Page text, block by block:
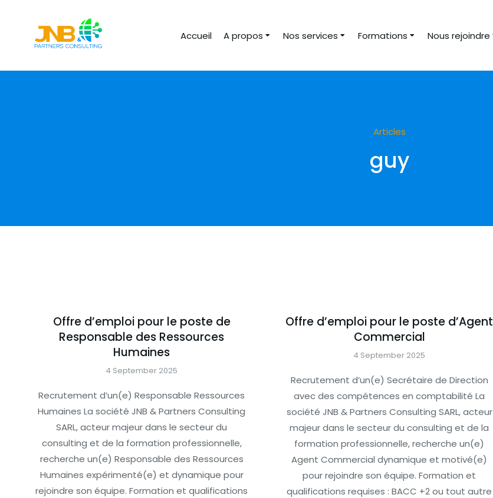
Accueil A propos Nos services Formations Nous rejoindre
Articles
guy
Offre d’emploi pour le poste de
Responsable des Ressources
Humaines
4 September 2025
Recrutement d’un(e) Responsable Ressources
Humaines La société JNB & Partners Consulting
SARL, acteur majeur dans le secteur du
consulting et de la formation professionnelle,
recherche un(e) Responsable des Ressources
Humaines expérimenté(e) et dynamique pour
rejoindre son équipe. Formation et qualifications
Offre d’emploi pour le poste d’Agent
Commercial
4 September 2025
Recrutement d’un(e) Secrétaire de Direction
avec des compétences en comptabilité La
société JNB & Partners Consulting SARL, acteur
majeur dans le secteur du consulting et de la
formation professionnelle, recherche un(e)
Agent Commercial dynamique et motivé(e)
pour rejoindre son équipe. Formation et
qualifications requises : BACC +2 ou tout autre